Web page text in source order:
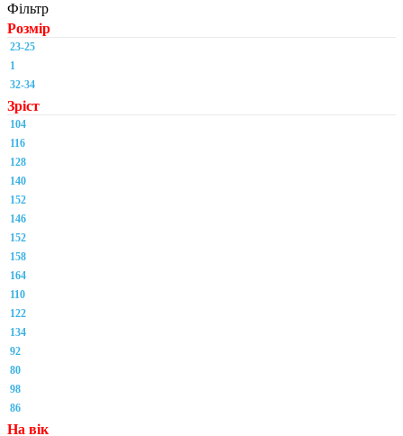
Фільтр
Розмір
23-25
1
32-34
Зріст
104
116
128
140
152
146
152
158
164
110
122
134
92
80
98
86
На вік